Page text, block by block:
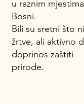
u raznim
Bosni.
Bili su sretni što
žrtve, ali aktivno
doprinos zaštiti
prirode.